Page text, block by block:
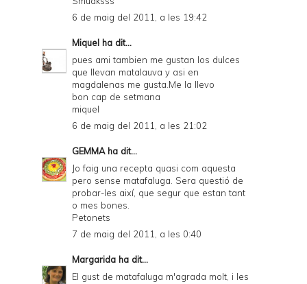
6 de maig del 2011, a les 19:42
Miquel ha dit...
pues ami tambien me gustan los dulces
que llevan matalauva y asi en
magdalenas me gusta.Me la llevo
bon cap de setmana
miquel
6 de maig del 2011, a les 21:02
GEMMAha dit...
Jo faig una recepta quasi com aquesta
pero sense matafaluga. Sera questió de
probar-les així, que segur que estan tant
o mes bones.
Petonets
7 de maig del 2011, a les 0:40
Margarida ha dit...
El gust de matafaluga m'agrada molt, i les